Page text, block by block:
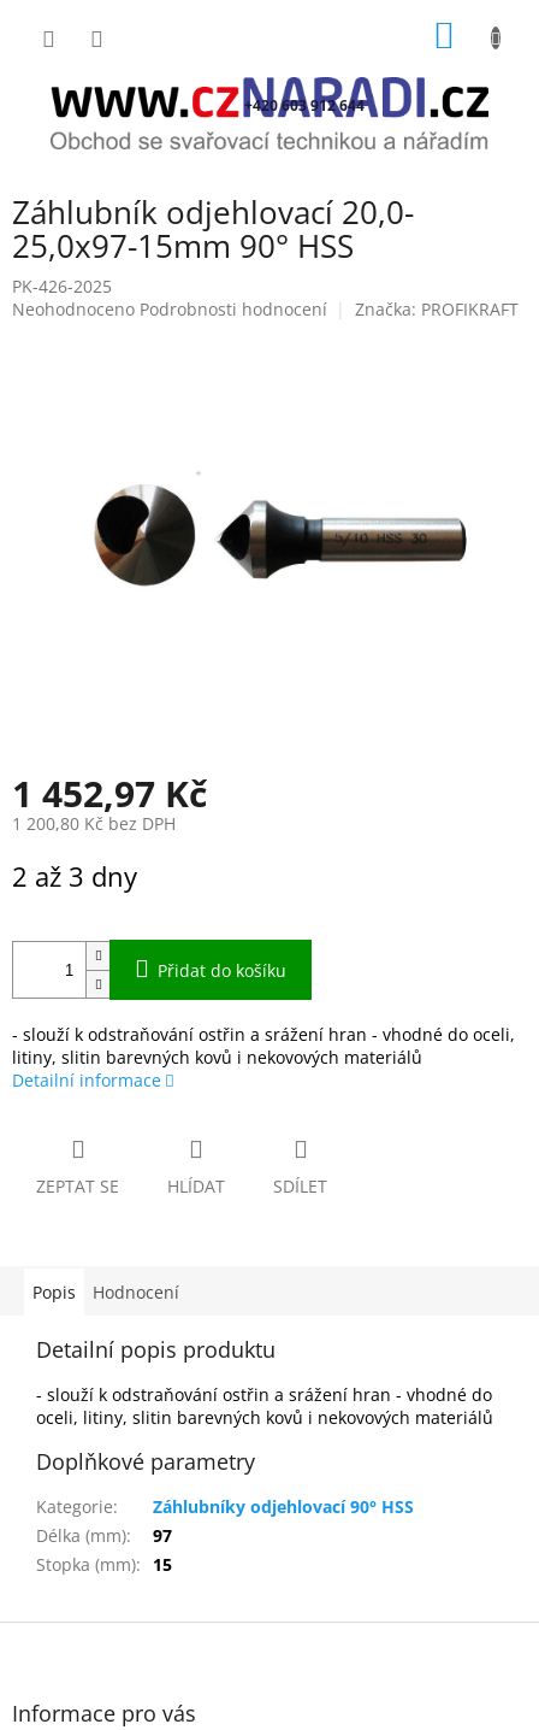
+420 603 912 644
Záhlubník odjehlovací 20,0-
25,0x97-15mm 90° HSS
PK-426-2025
Průměrné
Neohodnoceno Podrobnosti hodnocení Značka: PROFIKRAFT
1 452,97 Kč
1 200,80 Kč bez DPH
cena:
2 až 3 dny
Přidat do košíku
- slouží k odstraňování ostřin a srážení hran - vhodné do oceli,
litiny, slitin barevných kovů i nekovových materiálů
Detailní informace
ZEPTAT SE HLÍDAT SDÍLET
Popis Hodnocení
Detailní popis produktu
- slouží k odstraňování ostřin a srážení hran - vhodné do
oceli, litiny, slitin barevných kovů i nekovových materiálů
Doplňkové parametry
Kategorie:
Záhlubníky odjehlovací 90° HSS
Délka (mm):
97
Stopka (mm): 15
Z
Informace pro vás